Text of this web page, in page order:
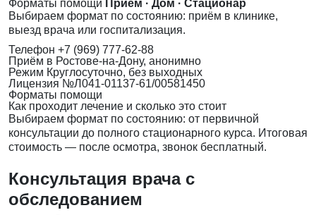
Форматы помощи Приём · Дом · Стационар
Выбираем формат по состоянию: приём в клинике,
выезд врача или госпитализация.
Телефон +7 (969) 777-62-88
Приём в Ростове-на-Дону, анонимно
Режим Круглосуточно, без выходных
Лицензия №Л041-01137-61/00581450
Форматы помощи
Как проходит лечение и сколько это стоит
Выбираем формат по состоянию: от первичной
консультации до полного стационарного курса. Итоговая
стоимость — после осмотра, звонок бесплатный.
Консультация врача с
обследованием